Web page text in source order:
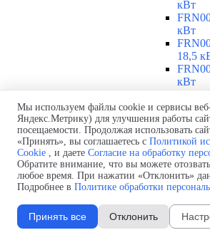
кВт
кВт
18,5
кВт
кВт
кВт
кВт
кВт
Мы используем файлы cookie и сервисы
Яндекс.Метрику) для улучшения работы
посещаемости. Продолжая использовать
«Принять», вы соглашаетесь с Политикой
Cookie , и даете Согласие на обработку
Обратите внимание, что вы можете отозвать
любое время. При нажатии «Отклонить»
Подробнее в Политике обработки
Принять все Отклонить